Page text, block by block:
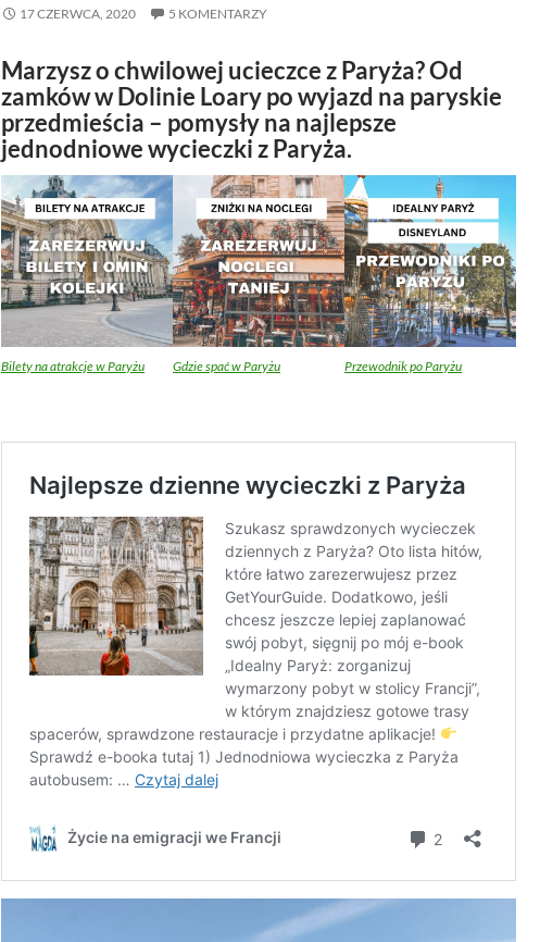
17 CZERWCA, 2020 5 KOMENTARZY
Marzysz o chwilowej ucieczce z Paryża? Od
zamków w Dolinie Loary po wyjazd na paryskie
przedmieścia – pomysły na najlepsze
jednodniowe wycieczki z Paryża.
Bilety na atrakcje w Paryżu Gdzie spać w Paryżu Przewodnik po Paryżu